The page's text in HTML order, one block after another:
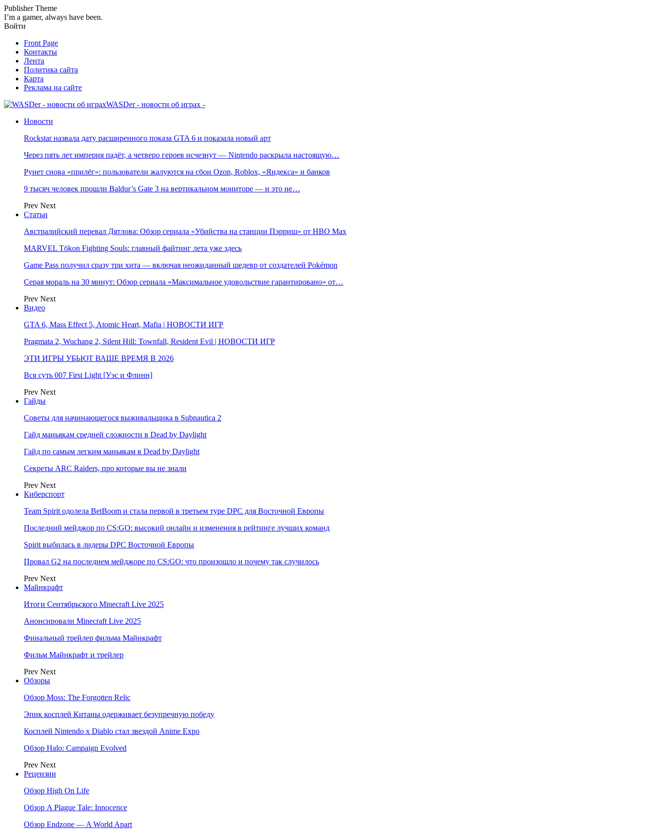
Publisher Theme
I’m a gamer, always have been.
Войти
Front Page
Контакты
Лента
Политика сайта
Карта
Реклама на сайте
WASDer - новости об играх -
Новости
Rockstar назвала дату расширенного показа GTA 6 и показала новый арт
Через пять лет империя падёт, а четверо героев исчезнут — Nintendo раскрыла настоящую…
Рунет снова «прилёг»: пользователи жалуются на сбои Ozon, Roblox, «Яндекса» и банков
9 тысяч человек прошли Baldur’s Gate 3 на вертикальном мониторе — и это не…
Prev Next
Статьи
Австралийский перевал Дятлова: Обзор сериала «Убийства на станции Пэрриш» от HBO Max
MARVEL Tōkon Fighting Souls: главный файтинг лета уже здесь
Game Pass получил сразу три хита — включая неожиданный шедевр от создателей Pokémon
Серая мораль на 30 минут: Обзор сериала «Максимальное удовольствие гарантировано» от…
Prev Next
Видео
GTA 6, Mass Effect 5, Atomic Heart, Mafia | НОВОСТИ ИГР
Pragmata 2, Wuchang 2, Silent Hill: Townfall, Resident Evil | НОВОСТИ ИГР
ЭТИ ИГРЫ УБЬЮТ ВАШЕ ВРЕМЯ В 2026
Вся суть 007 First Light [Уэс и Флинн]
Prev Next
Гайды
Советы для начинающегося выживальщика в Subnautica 2
Гайд маньякам средней сложности в Dead by Daylight
Гайд по самым легким маньякам в Dead by Daylight
Секреты ARC Raiders, про которые вы не знали
Prev Next
Киберспорт
Team Spirit одолела BetBoom и стала первой в третьем туре DPC для Восточной Европы
Последний мейджор по CS:GO: высокий онлайн и изменения в рейтинге лучших команд
Spirit выбилась в лидеры DPC Восточной Европы
Провал G2 на последнем мейджоре по CS:GO: что произошло и почему так случилось
Prev Next
Майнкрафт
Итоги Сентябрьского Minecraft Live 2025
Анонсировали Minecraft Live 2025
Финальный трейлер фильма Майнкрафт
Фильм Майнкрафт и трейлер
Prev Next
Обзоры
Обзор Moss: The Forgotten Relic
Эпик косплей Китаны одерживает безупречную победу
Косплей Nintendo x Diablo стал звездой Anime Expo
Обзор Halo: Campaign Evolved
Prev Next
Рецензии
Обзор High On Life
Обзор A Plague Tale: Innocence
Обзор Endzone — A World Apart